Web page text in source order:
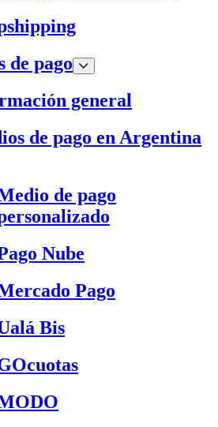
de pago
general
de pago en Argentina
de pago
Nube
Pago
Bis